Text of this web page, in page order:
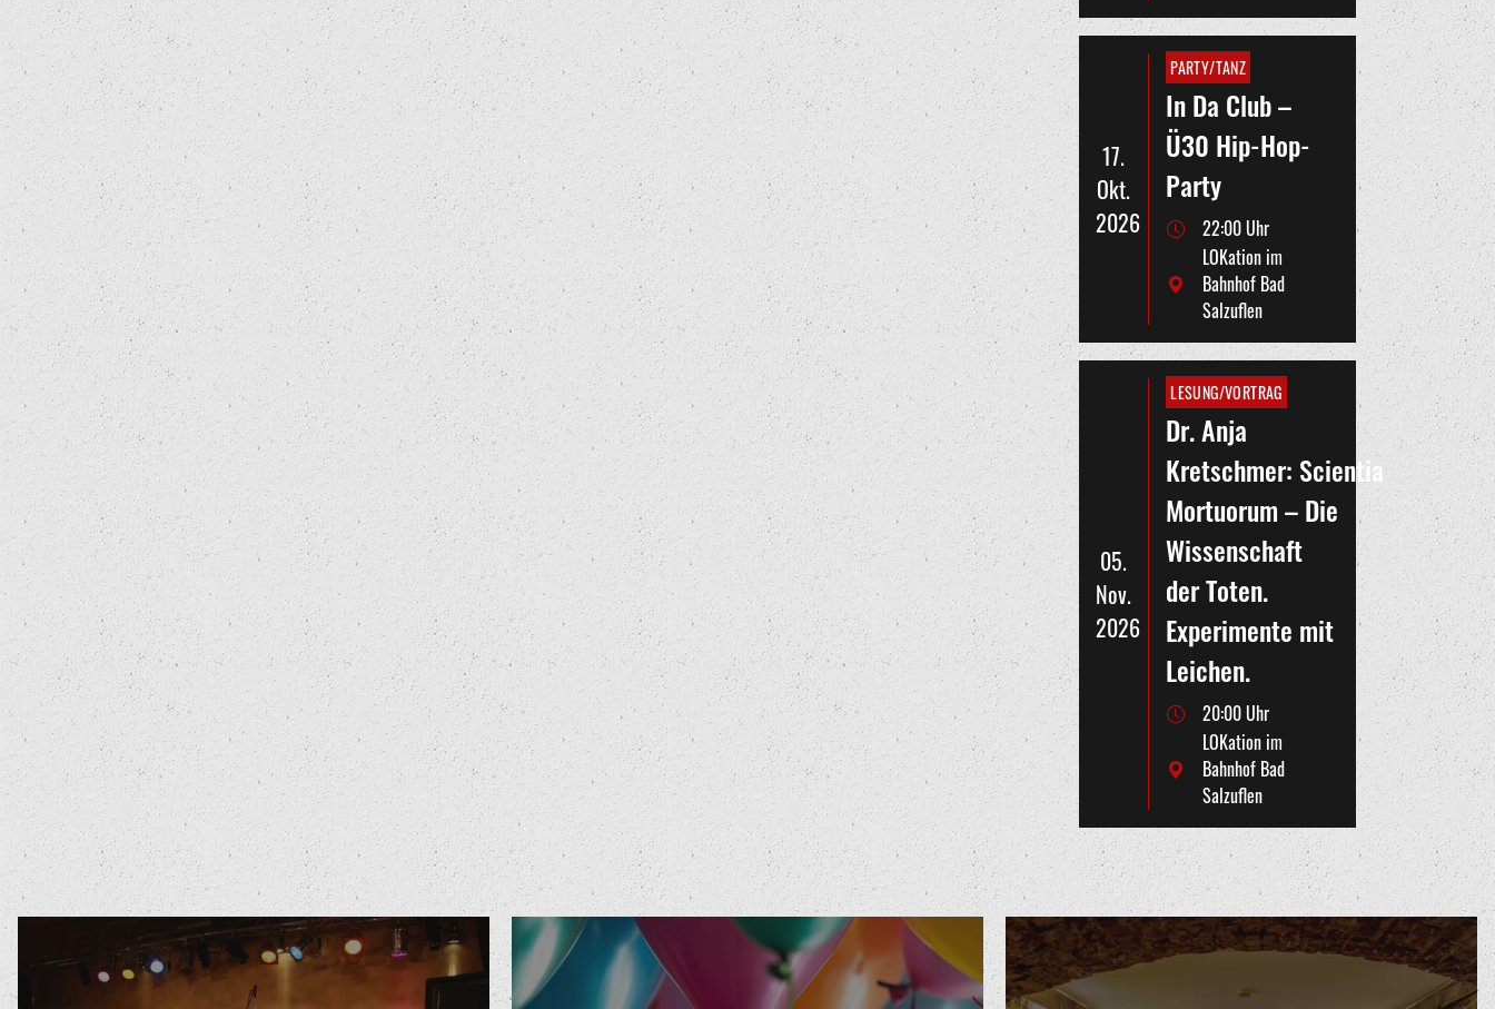
17.
Okt.
2026
PARTY/TANZ
In Da Club –
Ü30 Hip-Hop-
Party
22:00 Uhr
LOKation im
Bahnhof Bad
Salzuflen
05.
Nov.
2026
LESUNG/VORTRAG
Dr. Anja
Kretschmer: Scientia
Mortuorum – Die
Wissenschaft
der Toten.
Experimente mit
Leichen.
20:00 Uhr
LOKation im
Bahnhof Bad
Salzuflen